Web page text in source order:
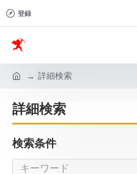
登録
詳細検索
詳細検索
検索条件